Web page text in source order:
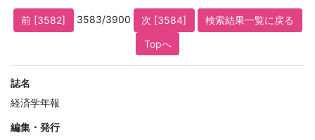
前 [3582] 3583/3900 次 [3584]
検索結果一覧に戻る
Topへ
誌名
経済学年報
編集・発行